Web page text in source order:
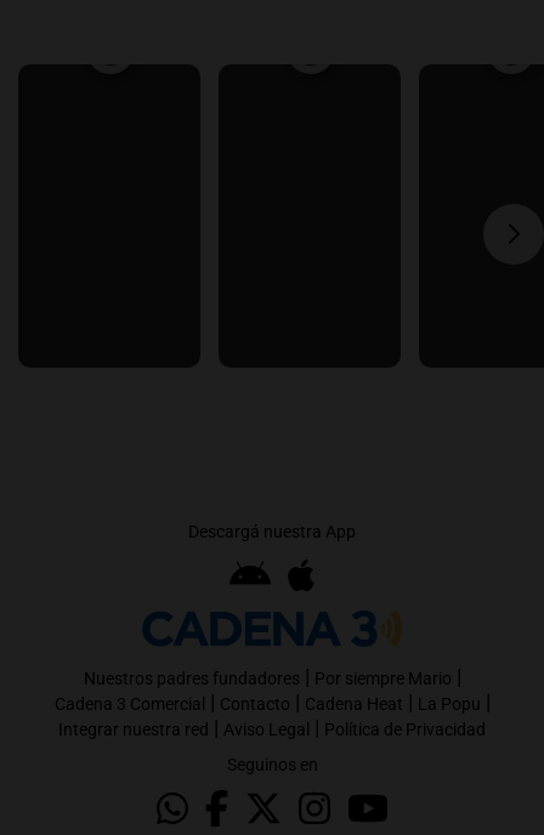
Descargá nuestra App
Nuestros padres fundadores | Por siempre Mario |
Cadena 3 Comercial | Contacto | Cadena Heat | La Popu |
Integrar nuestra red | Aviso Legal | Política de Privacidad
Seguinos en